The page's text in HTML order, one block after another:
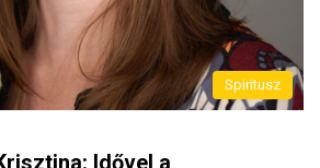
Spiritusz
Idővel a